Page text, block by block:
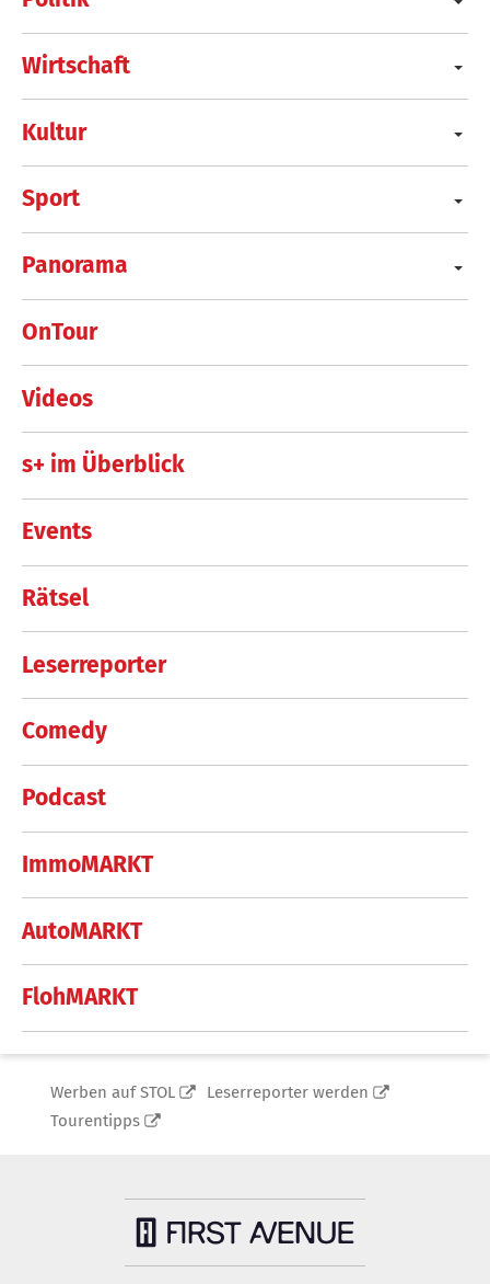
Wirtschaft
Kultur
Sport
Panorama
OnTour
Videos
s+ im Überblick
Events
Rätsel
Leserreporter
Comedy
Podcast
ImmoMARKT
AutoMARKT
FlohMARKT
Werben auf STOL
Leserreporter werden
Tourentipps